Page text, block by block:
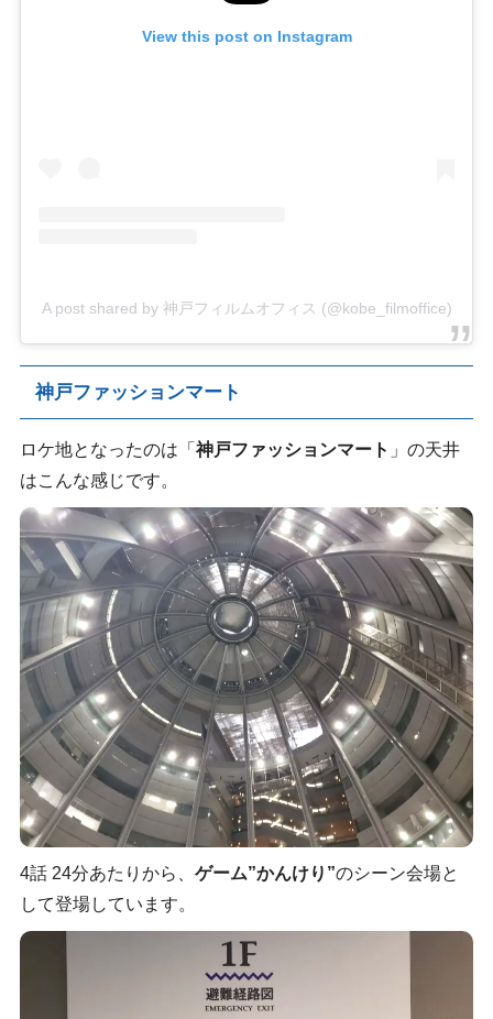
View this post on Instagram
A post shared by 神戸フィルムオフィス (@kobe_filmoffice)
神戸ファッションマート
ロケ地となったのは「 神戸ファッションマート 」の天井
はこんな感じです。
4話 24分あたりから、 ゲーム”かんけり”のシーン会場と
して登場しています。